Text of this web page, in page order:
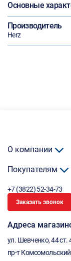
Основные
Производитель
Herz
О компании
Покупателям
+7 (3822) 52-34-73
Заказать звонок
Адреса
ул. Шевченко, 44 ст.
пр-т